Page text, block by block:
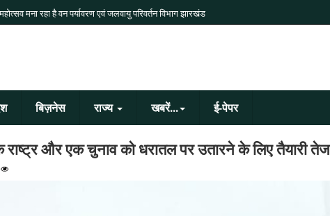
मना रहा है वन पर्यावरण एवं जलवायु परिवर्तन विभाग झारखंड
बिज़नेस राज्य खबरें... ई-पेपर
और एक चुनाव को धरातल पर उतारने के लिए तैयारी तेज